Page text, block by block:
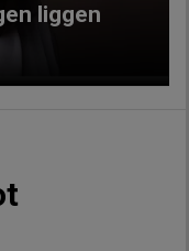
liggen